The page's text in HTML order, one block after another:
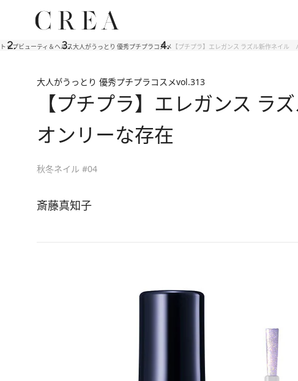
トップビューティ＆ヘルス大人がうっとり 優秀プチプラコスメ 【プチプラ】エレガンス ラズル新作ネイル
大人がうっとり 優秀プチプラコスメvol.313
【プチプラ】エレガンス
オンリーな存在
秋冬ネイル #04
斎藤真知子